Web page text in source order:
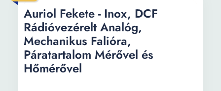
Auriol Fekete - Inox, DCF
Rádióvezérelt Analóg,
Mechanikus Falióra,
Páratartalom Mérővel és
Hőmérővel